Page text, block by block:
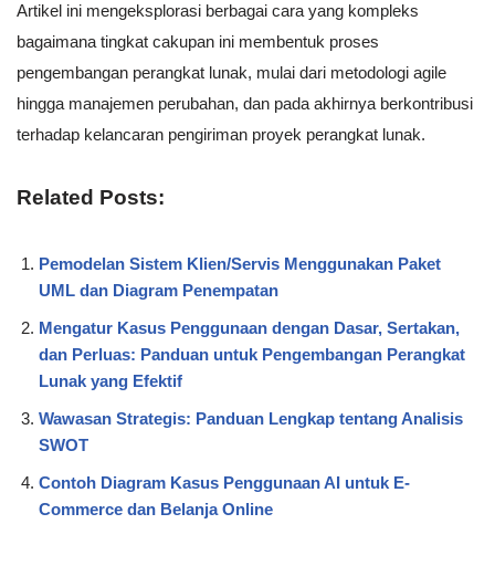
Artikel ini mengeksplorasi berbagai cara yang kompleks
bagaimana tingkat cakupan ini membentuk proses
pengembangan perangkat lunak, mulai dari metodologi agile
hingga manajemen perubahan, dan pada akhirnya berkontribusi
terhadap kelancaran pengiriman proyek perangkat lunak.
Related Posts:
Pemodelan Sistem Klien/Servis Menggunakan Paket
UML dan Diagram Penempatan
Mengatur Kasus Penggunaan dengan Dasar, Sertakan,
dan Perluas: Panduan untuk Pengembangan Perangkat
Lunak yang Efektif
Wawasan Strategis: Panduan Lengkap tentang Analisis
SWOT
Contoh Diagram Kasus Penggunaan AI untuk E-
Commerce dan Belanja Online